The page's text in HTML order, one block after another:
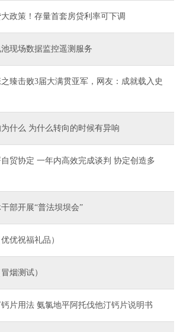
政策！存量首套房贷利率可下调
现场数据监控遥测服务
臻击败3届大满贯亚军，网友：成就载入史
什么 为什么转向的时候有异响
贸协定 一年内高效完成谈判 协定创造多
部开展“普法坝坝会”
优祝福礼品）
烟测试）
片用法 氨氯地平阿托伐他汀钙片说明书